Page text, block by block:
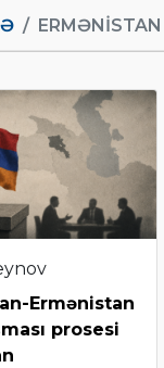
ERMƏNISTAN
Ermənistan
prosesi